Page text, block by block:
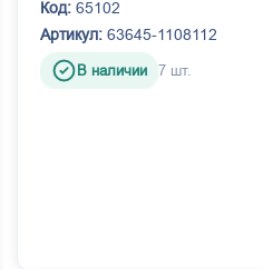
Код: 65102
Артикул: 63645-1108112
В наличии 7 шт.